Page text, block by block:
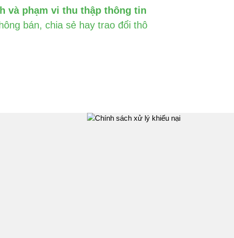
và phạm vi thu thập thông tin
bán, chia sẻ hay trao đổi thô